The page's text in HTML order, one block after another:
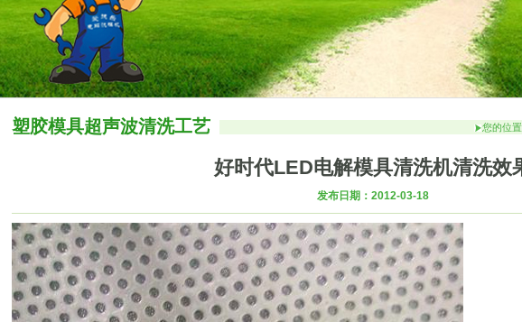
您的位置
塑胶模具超声波清洗工艺
好时代LED电解模具清洗机清洗效
发布日期：2012-03-18